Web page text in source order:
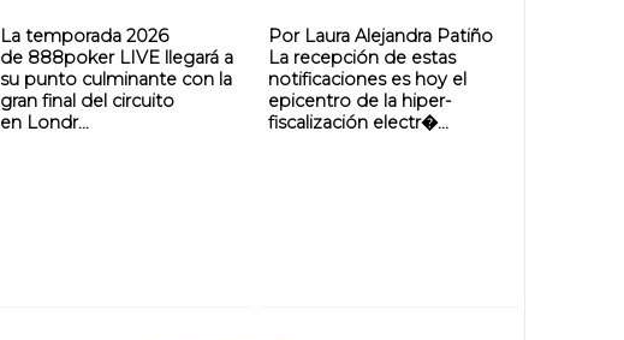
La temporada 2026
de 888poker LIVE llegará a
su punto culminante con la
gran final del circuito
en Londr...
Por Laura Alejandra Patiño
La recepción de estas
notificaciones es hoy el
epicentro de la hiper-
fiscalización electr�...